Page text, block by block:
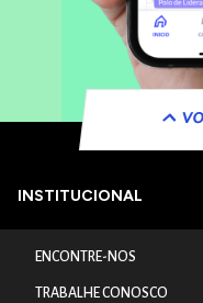
INSTITUCIONAL
ENCONTRE-NOS
TRABALHE CONOSCO